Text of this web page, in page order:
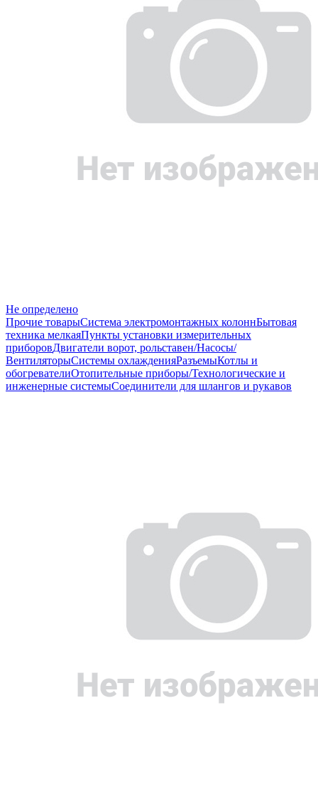
Не определено
Прочие товарыСистема электромонтажных колоннБытовая
техника мелкаяПункты установки измерительных
приборовДвигатели ворот, рольставен/Насосы/
ВентиляторыСистемы охлажденияРазъемыКотлы и
обогревателиОтопительные приборы/Технологические и
инженерные системыСоединители для шлангов и рукавов